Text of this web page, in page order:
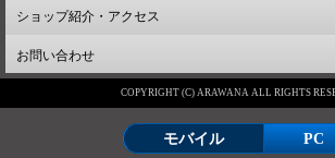
ショップ紹介・アクセス
お問い合わせ
COPYRIGHT (C) ARAWANA ALL RIGHTS
モバイル PC